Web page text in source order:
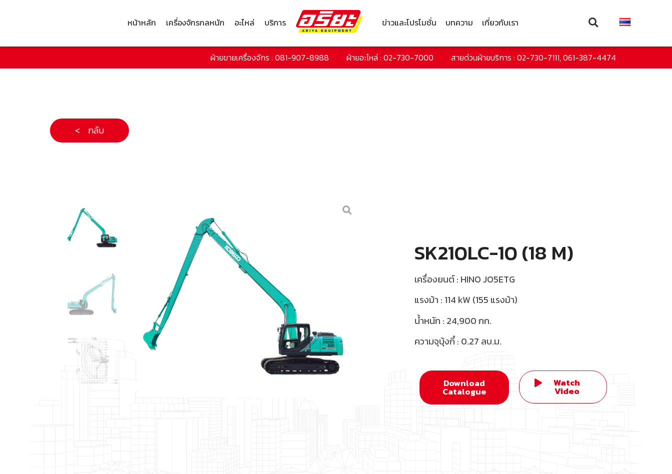
หน้าหลัก เครื่องจักรกลหนัก อะไหล่ บริการ ข่าวและโปรโมชั่น บทความ เกี่ยวกับเรา
ฝ่ายขายเครื่องจักร : 081-907-8988 ฝ่ายอะไหล่ : 02-730-7000 สายด่วนฝ่ายบริการ : 02-730-7111, 061-387-4474
< กลับ
SK210LC-10 (18 M)
เครื่องยนต์ : HINO JO5ETG
แรงม้า : 114 kW (155 แรงม้า)
น้ำหนัก : 24,900 กก.
ความจุบุ้งกี๋ : 0.27 ลบ.ม.
Download
Catalogue
Watch
Video